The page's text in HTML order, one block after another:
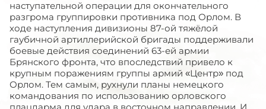
наступательной операции для окончательного
разгрома группировки противника под Орлом. В
ходе наступления дивизионы 87-ой тяжёлой
гаубичной артиллерийской бригады поддерживали
боевые действия соединений 63-ей армии
Брянского фронта, что впоследствий привело к
крупным поражениям группы армий «Центр» под
Орлом. Тем самым, рухнули планы немецкого
командования по использованию орловского
плацдарма для удара в восточном направлении. И